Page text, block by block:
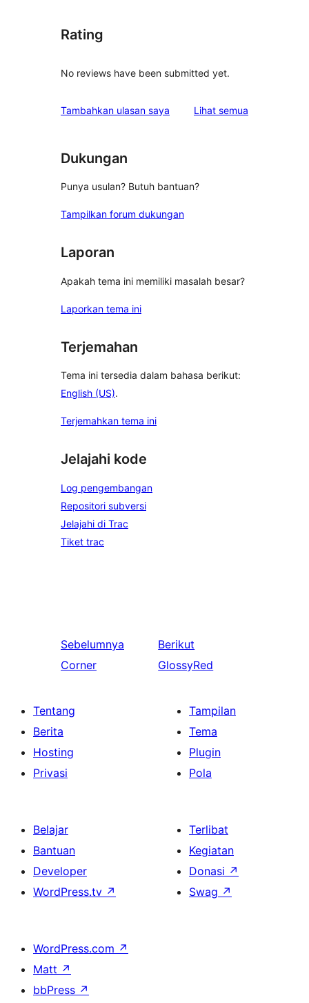
Rating
No reviews have been submitted yet.
Tambahkan ulasan saya Lihat semua
Dukungan
Punya usulan? Butuh bantuan?
Tampilkan forum dukungan
Laporan
Apakah tema ini memiliki masalah besar?
Laporkan tema ini
Terjemahan
Tema ini tersedia dalam bahasa berikut:
English (US).
Terjemahkan tema ini
Jelajahi kode
Log pengembangan
Repositori subversi
Jelajahi di Trac
Tiket trac
Sebelumnya
Corner
Berikut
GlossyRed
Tentang
Berita
Hosting
Privasi
Tampilan
Tema
Plugin
Pola
Belajar
Bantuan
Developer
WordPress.tv ↗
Terlibat
Kegiatan
Donasi ↗
Swag ↗
WordPress.com ↗
Matt ↗
bbPress ↗